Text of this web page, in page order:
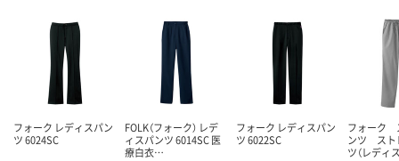
フォーク レディスパン
ツ 6024SC
FOLK（フォーク） レデ
ィスパンツ 6014SC 医
療白衣…
フォーク レディスパン
ツ 6022SC
フォーク
ンツ スト
ツ（レデ